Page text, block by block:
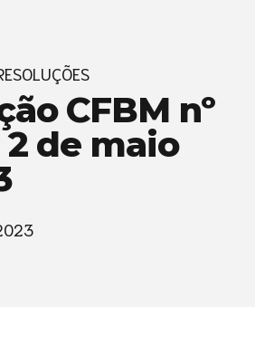
CFBM nº
2 de maio